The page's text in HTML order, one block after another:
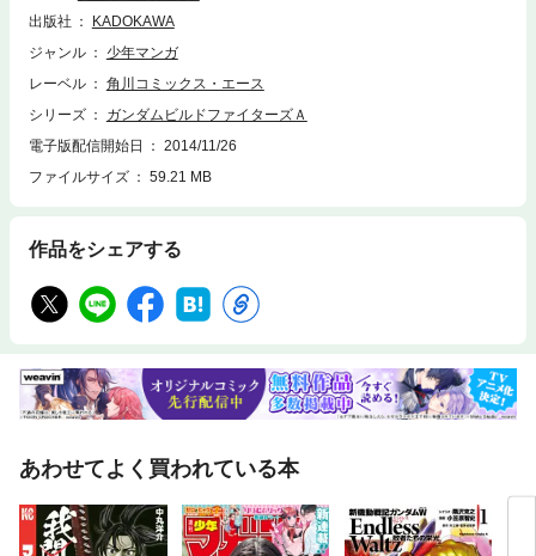
出版社
KADOKAWA
ジャンル
少年マンガ
レーベル
角川コミックス・エース
シリーズ
ガンダムビルドファイターズＡ
電子版配信開始日
2014/11/26
ファイルサイズ
59.21 MB
作品をシェアする
あわせてよく買われている本